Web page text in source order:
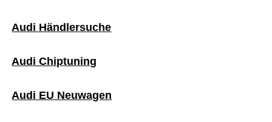
Audi Händlersuche
Audi Chiptuning
Audi EU Neuwagen